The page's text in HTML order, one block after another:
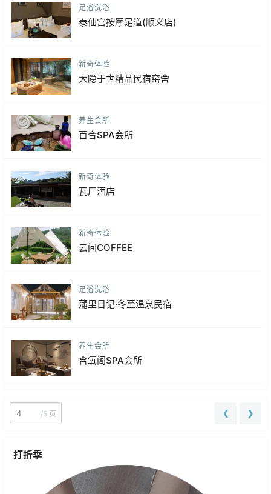
足浴洗浴
泰仙宫按摩足道(顺义店)
新奇体验
大隐于世精品民宿窑舍
养生会所
百合SPA会所
新奇体验
瓦厂酒店
新奇体验
云间COFFEE
足浴洗浴
蒲里日记·冬至温泉民宿
养生会所
含氧阁SPA会所
/5 页 ❮ ❯
打折季